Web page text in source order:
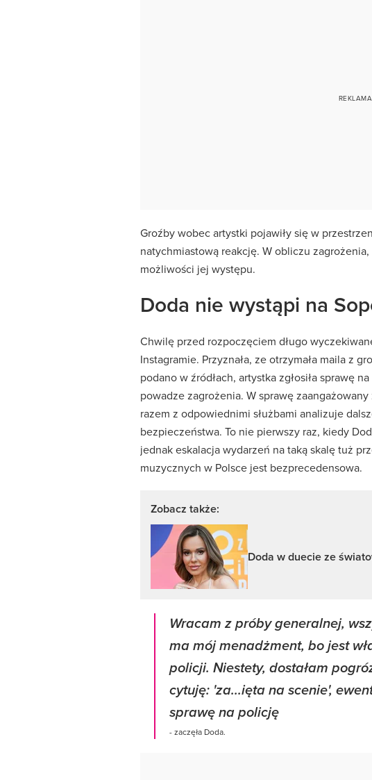
Groźby wobec artystki pojawiły się w
natychmiastową reakcję. W obliczu
możliwości jej występu.
Doda nie wystąpi na
Chwilę przed rozpoczęciem długo
Instagramie. Przyznała, ze otrzymała maila z
podano w źródłach, artystka zgłosiła sprawę
powadze zagrożenia. W sprawę
razem z odpowiednimi służbami analizuje
bezpieczeństwa. To nie pierwszy raz, kiedy
jednak eskalacja wydarzeń na taką skalę tuż
muzycznych w Polsce jest bezprecedensowa.
Zobacz także:
Doda w duecie ze
Wracam z próby generalnej,
ma mój menadżment, bo jest
policji. Niestety, dostałam
cytuję: 'za...ięta na scenie',
sprawę na policję
- zaczęła Doda.